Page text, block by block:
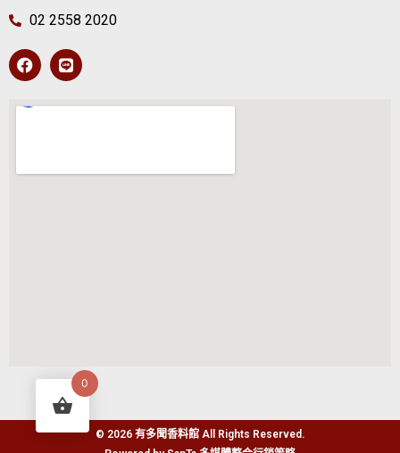
02 2558 2020
© 2026 有多聞香料館 All Rights Reserved.
0